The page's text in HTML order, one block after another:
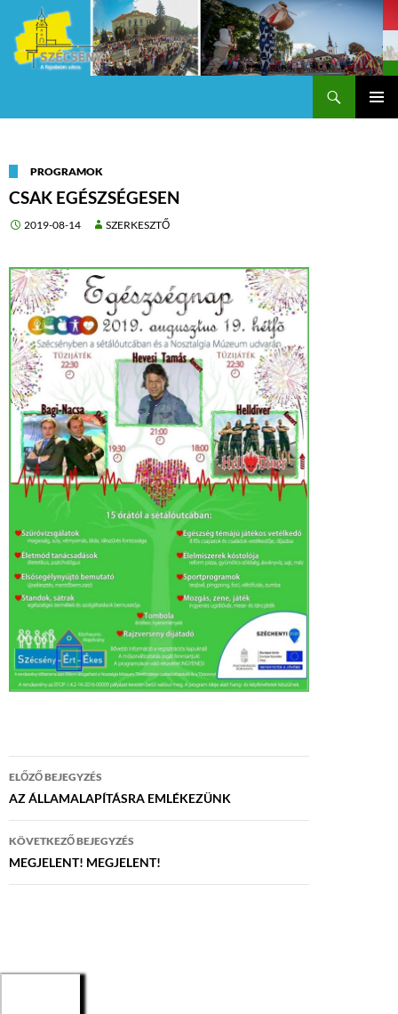
PROGRAMOK
CSAK EGÉSZSÉGESEN
2019-08-14 SZERKESZTŐ
Bejegyzés
navigáció
ELŐZŐ BEJEGYZÉS
AZ ÁLLAMALAPÍTÁSRA EMLÉKEZÜNK
KÖVETKEZŐ BEJEGYZÉS
MEGJELENT! MEGJELENT!